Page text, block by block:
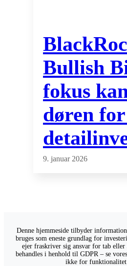
Bullish
fokus
døren
9. januar 2026
Denne hjemmeside tilbyder
bruges som eneste grundlag for
ejer fraskriver sig ansvar for tab
behandles i henhold til GDPR – se vores
ikke for funktionalitet